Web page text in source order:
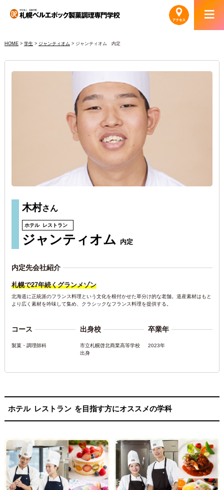
HOME> 学生 > ジャンティオム > ジャンティオム 内定
木村さん
ホテル レストラン
ジャンティオム 内定
内定先会社紹介
札幌で27年続くグランメゾン
北海道に正統派のフランス料理という文化を根付かせた草分け的な老舗。道産素材はもと
より広く素材を吟味して集め、クラシックなフランス料理を提供する。
コース
製菓・調理師科
出身校
市立札幌啓北商業高等学校
出身
卒業年
2023年
ホテル レストラン を目指す方にオススメの学科